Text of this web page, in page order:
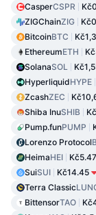
CasperCSPR
ZIGChainZIG
BitcoinBTC
EthereumETH
SolanaSOL
HyperliquidHYPE
ZcashZEC
Shiba InuSHIB
Pump.funPUMP
Lorenzo Protocol
HeimaHEI Kč5.47
SuiSUI Kč14.45
Terra Classic
BittensorTAO